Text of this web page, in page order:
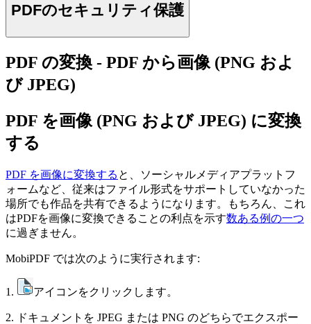
PDFのセキュリティ保護
PDF の変換 - PDF から画像 (PNG およ
び JPEG)
PDF を画像 (PNG および JPEG) に変換
する
PDF を画像に変換する と、ソーシャルメディアプラットフ
ォームなど、従来はファイル形式をサポートしていなかった
場所でも作品を共有できるようになります。もちろん、これ
はPDFを画像に変換できることの利点を示す数ある例の一つ
に過ぎません。
MobiPDF では次のように実行されます:
1. アイコンをクリックします。
2. ドキュメントを JPEG または PNG のどちらでエクスポー